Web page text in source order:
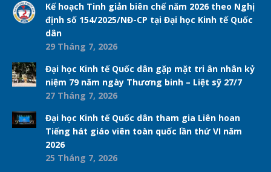
Kế hoạch Tinh giản biên chế năm 2026 theo Nghị
định số 154/2025/NĐ-CP tại Đại học Kinh tế Quốc
dân
29 Tháng 7, 2026
Đại học Kinh tế Quốc dân gặp mặt tri ân nhân kỷ
niệm 79 năm ngày Thương binh – Liệt sỹ 27/7
27 Tháng 7, 2026
Đại học Kinh tế Quốc dân tham gia Liên hoan
Tiếng hát giáo viên toàn quốc lần thứ VI năm
2026
25 Tháng 7, 2026